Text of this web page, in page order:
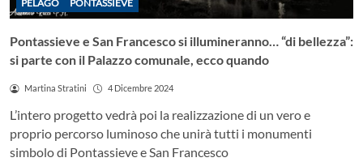
PELAGO PONTASSIEVE
Pontassieve e San Francesco si illumineranno… “di bellezza”:
si parte con il Palazzo comunale, ecco quando
Martina Stratini 4 Dicembre 2024
L’intero progetto vedrà poi la realizzazione di un vero e
proprio percorso luminoso che unirà tutti i monumenti
simbolo di Pontassieve e San Francesco